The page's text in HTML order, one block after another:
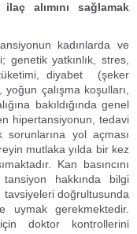
alımını sağlamak
kadınlarda ve
yatkınlık, stres,
diyabet (şeker
çalışma koşulları,
bakıldığında genel
hipertansiyonun, tedavi
yol açması
mutlaka yılda bir kez
Kan basıncını
hakkında bilgi
doğrultusunda
uymak gerekmektedir.
doktor kontrollerini